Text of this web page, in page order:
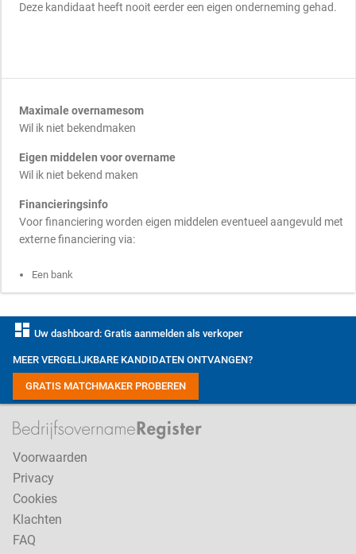
Deze kandidaat heeft nooit eerder een eigen onderneming gehad.
Maximale overnamesom
Wil ik niet bekendmaken
Eigen middelen voor overname
Wil ik niet bekend maken
Financieringsinfo
Voor financiering worden eigen middelen eventueel aangevuld met
externe financiering via:
Een bank
dashboard Uw dashboard: Gratis aanmelden als verkoper
MEER VERGELIJKBARE KANDIDATEN ONTVANGEN?
GRATIS MATCHMAKER PROBEREN
Voorwaarden
Privacy
Cookies
Klachten
FAQ